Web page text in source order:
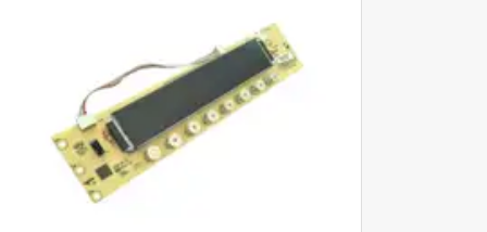
Термостаты, датчики
температуры
(19)
ТЭНЫ духовок
Уплотнители (30)